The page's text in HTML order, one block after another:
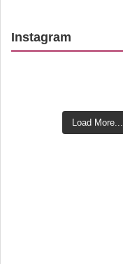
Instagram
Load More...